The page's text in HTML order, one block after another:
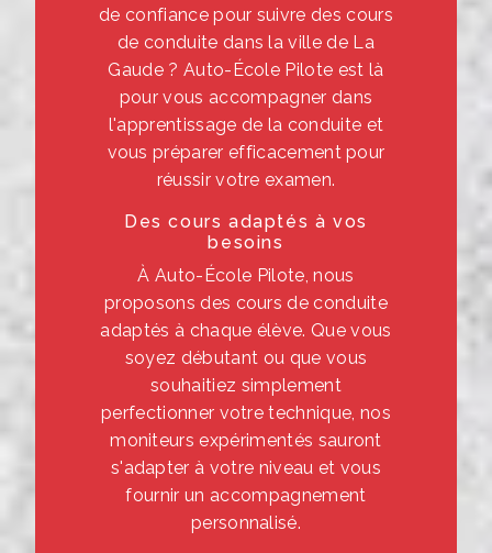
de confiance pour suivre des cours
de conduite dans la ville de La
Gaude ? Auto-École Pilote est là
pour vous accompagner dans
l'apprentissage de la conduite et
vous préparer efficacement pour
réussir votre examen.
Des cours adaptés à vos
besoins
À Auto-École Pilote, nous
proposons des cours de conduite
adaptés à chaque élève. Que vous
soyez débutant ou que vous
souhaitiez simplement
perfectionner votre technique, nos
moniteurs expérimentés sauront
s'adapter à votre niveau et vous
fournir un accompagnement
personnalisé.